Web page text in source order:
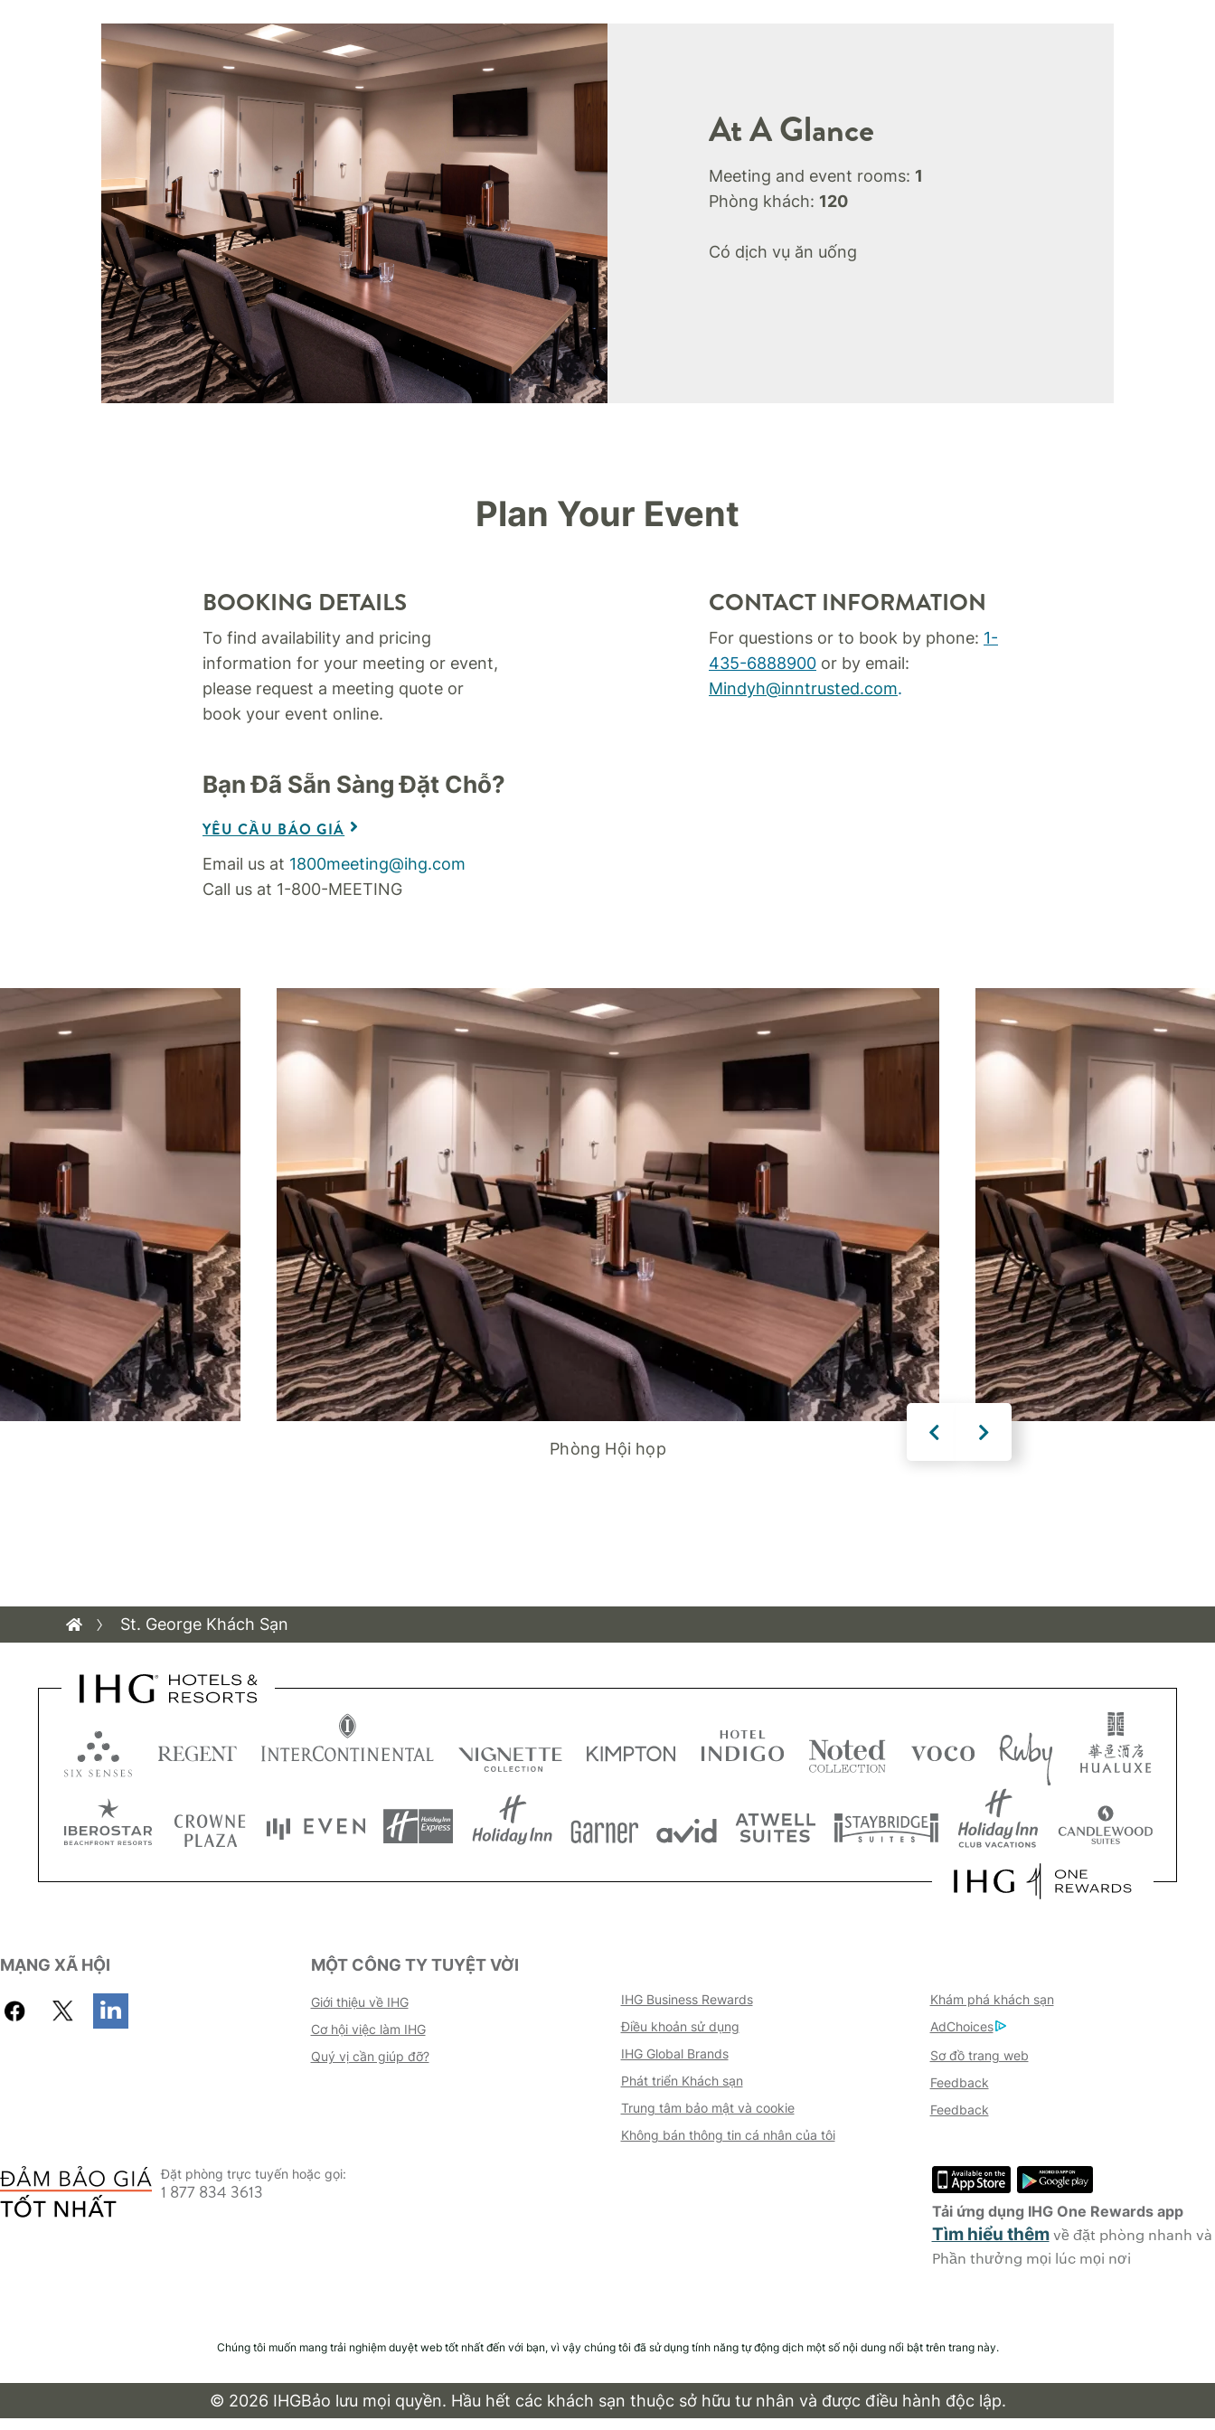
At A Glance
Meeting and event rooms: 1
Phòng khách: 120
Có dịch vụ ăn uống
Plan Your Event
BOOKING DETAILS
To find availability and pricing
information for your meeting or event,
please request a meeting quote or
book your event online.
Bạn Đã Sẵn Sàng Đặt Chỗ?
YÊU CẦU BÁO GIÁ
Email us at 1800meeting@ihg.com
Call us at 1-800-MEETING
CONTACT INFORMATION
For questions or to book by phone: 1-
435-6888900 or by email:
Mindyh@inntrusted.com.
Phòng Hội họp
St. George Khách Sạn
MẠNG XÃ HỘI MỘT CÔNG TY TUYỆT VỜI
Giới thiệu về IHG
Cơ hội việc làm IHG
Quý vị cần giúp đỡ?
IHG Business Rewards
Điều khoản sử dụng
IHG Global Brands
Phát triển Khách sạn
Trung tâm bảo mật và cookie
Không bán thông tin cá nhân của tôi
Khám phá khách sạn
AdChoices
Sơ đồ trang web
Feedback
Feedback
Đặt phòng trực tuyến hoặc gọi:
1 877 834 3613
Tải ứng dụng IHG One Rewards app
Tìm hiểu thêmvề đặt phòng nhanh và
Phần thưởng mọi lúc mọi nơi
Chúng tôi muốn mang trải nghiệm duyệt web tốt nhất đến với bạn, vì vậy chúng tôi đã sử dụng tính năng tự động dịch một số nội dung nổi bật trên trang này.
© 2026 IHGBảo lưu mọi quyền. Hầu hết các khách sạn thuộc sở hữu tư nhân và được điều hành độc lập.